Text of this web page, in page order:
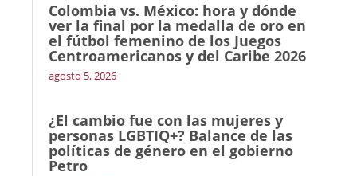
Colombia vs. México: hora y dónde
ver la final por la medalla de oro en
el fútbol femenino de los Juegos
Centroamericanos y del Caribe 2026
agosto 5, 2026
¿El cambio fue con las mujeres y
personas LGBTIQ+? Balance de las
políticas de género en el gobierno
Petro